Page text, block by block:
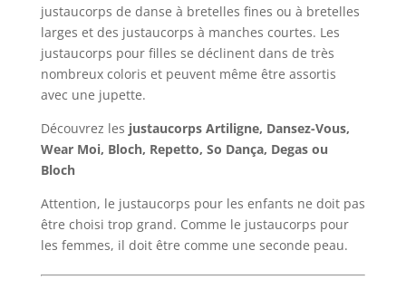
justaucorps de danse à bretelles fines ou à bretelles
larges et des justaucorps à manches courtes. Les
justaucorps pour filles se déclinent dans de très
nombreux coloris et peuvent même être assortis
avec une jupette.
Découvrez les justaucorps Artiligne, Dansez-Vous,
Wear Moi, Bloch, Repetto, So Dança, Degas ou
Bloch
Attention, le justaucorps pour les enfants ne doit pas
être choisi trop grand. Comme le justaucorps pour
les femmes, il doit être comme une seconde peau.